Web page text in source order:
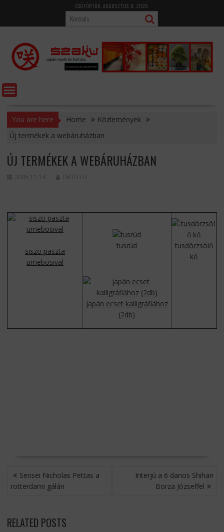
content
CSÜTÖRTÖK, AUGUSZTUS 6, 2026
You are here Home
Közlemények
Új termékek a webáruházban
ÚJ TERMÉKEK A WEBÁRUHÁZBAN
2005.11.14. EMTEEFU
siszo paszta
umebosival
tusrúd
tusdörzsölő
kő
japán ecset kalligráfiához
(2db)
BEJEGYZÉS
NAVIGÁCIÓ
Sensei Nicholas Pettas a
rotterdami gálán
Interjú a 6 danos Shihan
Borza Józseffel
RELATED POSTS